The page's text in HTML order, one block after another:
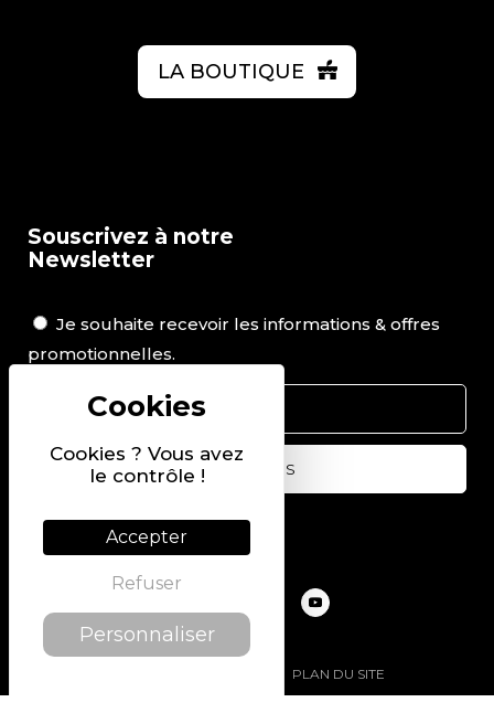
Cookies ? Vous avez
le contrôle !
Accepter
Refuser
Personnaliser
LA BOUTIQUE
Souscrivez à notre
Newsletter
Je souhaite recevoir les informations & offres
promotionnelles.
Suivez-nous sur
PLAN DU SITE